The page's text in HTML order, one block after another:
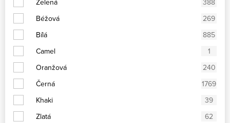
Béžová
269
Bílá
885
Camel
1
Oranžová
240
Černá
1769
Khaki
39
Zlatá
62